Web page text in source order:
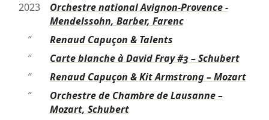
2023
Orchestre national Avignon-Provence -
Mendelssohn, Barber, Farenc
″
Renaud Capuçon & Talents
″
Carte blanche à David Fray #3 – Schubert
″
Renaud Capuçon & Kit Armstrong – Mozart
″
Orchestre de Chambre de Lausanne –
Mozart, Schubert